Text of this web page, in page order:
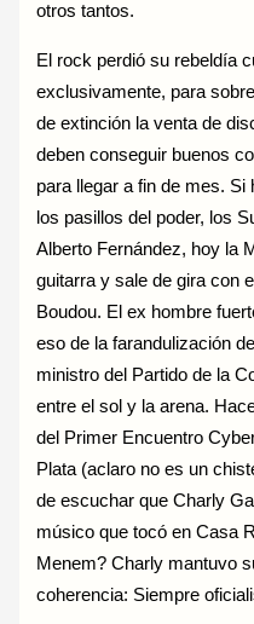
otros tantos.
El rock perdió su rebeldía
exclusivamente, para
de extinción la venta de
deben conseguir buenos
para llegar a fin de mes.
los pasillos del poder, los
Alberto Fernández, hoy la
guitarra y sale de gira con
Boudou. El ex hombre
eso de la farandulización
ministro del Partido de la
entre el sol y la arena.
del Primer Encuentro
Plata (aclaro no es un
de escuchar que Charly
músico que tocó en Casa
Menem? Charly mantuvo
coherencia: Siempre